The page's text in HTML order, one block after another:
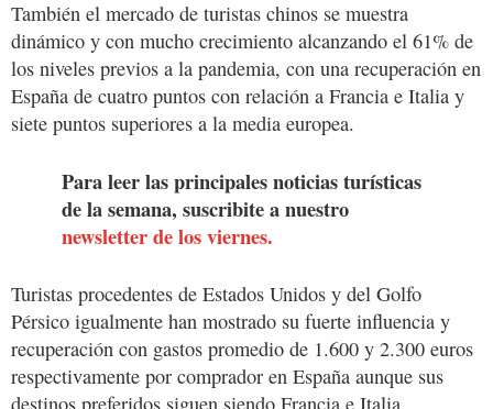
También el mercado de turistas chinos se muestra
dinámico y con mucho crecimiento alcanzando el 61% de
los niveles previos a la pandemia, con una recuperación en
España de cuatro puntos con relación a Francia e Italia y
siete puntos superiores a la media europea.
Para leer las principales noticias turísticas
de la semana, suscribite a nuestro
newsletter de los viernes.
Turistas procedentes de Estados Unidos y del Golfo
Pérsico igualmente han mostrado su fuerte influencia y
recuperación con gastos promedio de 1.600 y 2.300 euros
respectivamente por comprador en España aunque sus
destinos preferidos siguen siendo Francia e Italia.